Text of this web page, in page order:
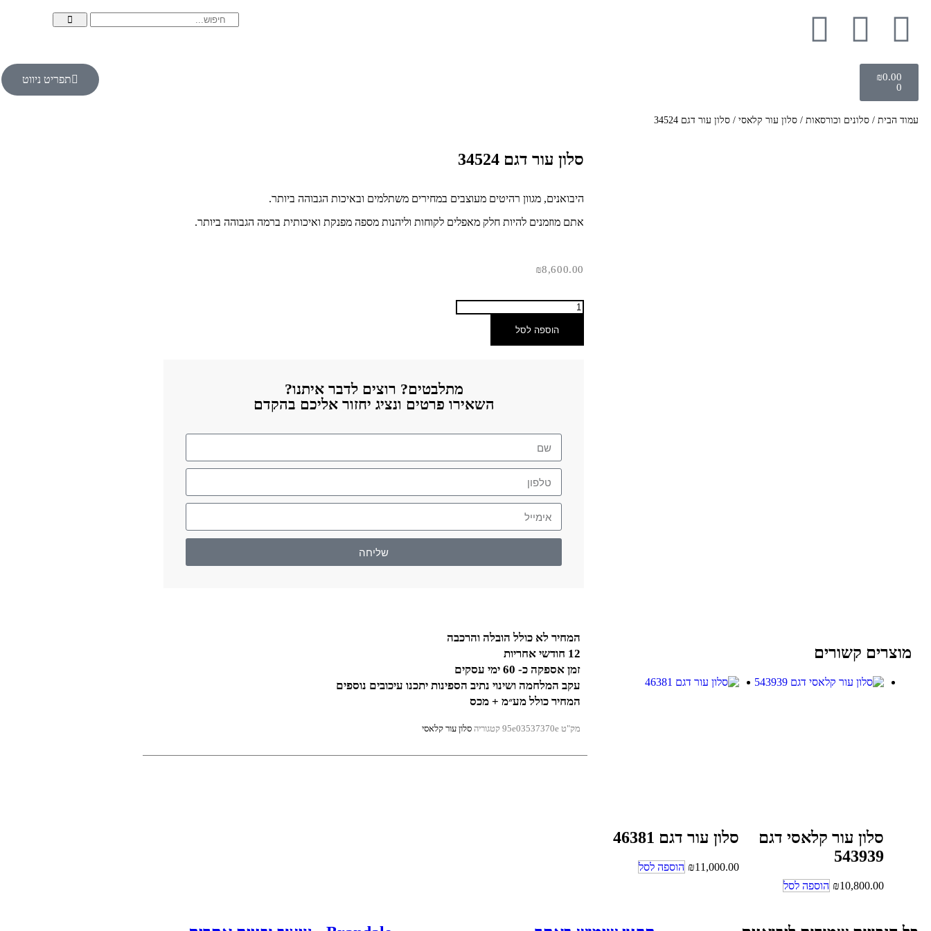
₪0.00
0
תפריט ניווט
עמוד הבית / סלונים וכורסאות / סלון עור קלאסי / סלון עור דגם 34524
סלון עור דגם 34524
היבואנים, מגוון רהיטים מעוצבים במחירים משתלמים ובאיכות הגבוהה ביותר.
אתם מוזמנים להיות חלק מאפלים לקוחות וליהנות מספה מפנקת ואיכותית ברמה הגבוהה ביותר.
₪8,600.00
הוספה לסל
מתלבטים? רוצים לדבר איתנו?
השאירו פרטים ונציג יחזור אליכם בהקדם
שליחה
מוצרים קשורים
סלון עור קלאסי דגם
543939
₪10,800.00 הוספה לסל
סלון עור דגם 46381
₪11,000.00 הוספה לסל
המחיר לא כולל הובלה והרכבה
12 חודשי אחריות
זמן אספקה כ- 60 ימי עסקים
עקב המלחמה ושינוי נתיב הספינות יתכנו עיכובים נוספים
המחיר כולל מע״מ + מכס
מק"ט 95e03537370e קטגוריה סלון עור קלאסי